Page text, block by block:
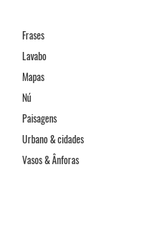
Frases
Lavabo
Mapas
Nú
Paisagens
Urbano & cidades
Vasos & Ânforas